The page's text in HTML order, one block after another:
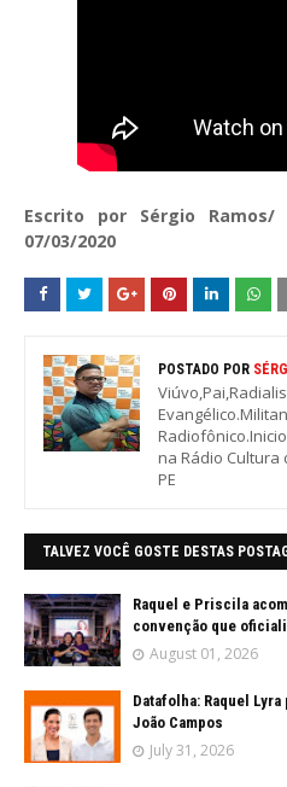
Escrito por Sérgio
07/03/2020
POSTADO POR
na Rádio Cultura
PE
TALVEZ VOCÊ GOSTE DESTAS
Raquel e Priscila
convenção que
August 01, 2026
Datafolha: Raquel
João Campos
July 31, 2026